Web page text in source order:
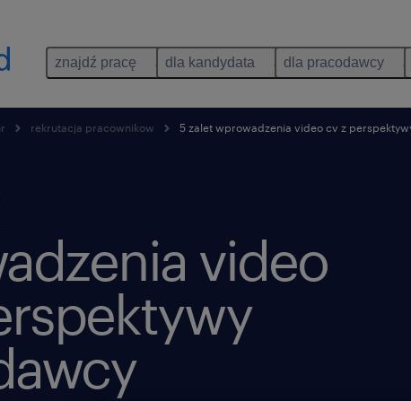
znajdź pracę dla kandydata dla pracodawcy
rekrutacja pracownikow 5 zalet wprowadzenia video cv z
video